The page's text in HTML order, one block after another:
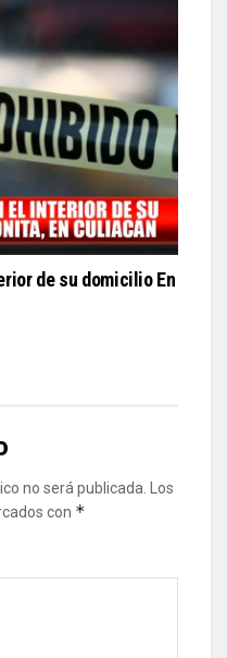
de su domicilio En
no será publicada.
Los
con *